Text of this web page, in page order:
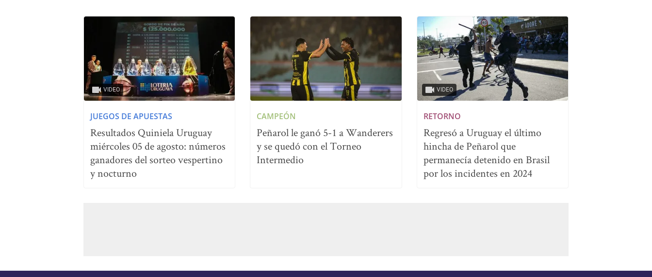
VIDEO
JUEGOS DE APUESTAS
Resultados Quiniela Uruguay
miércoles 05 de agosto: números
ganadores del sorteo vespertino
y nocturno
CAMPEÓN
Peñarol le ganó 5-1 a Wanderers
y se quedó con el Torneo
Intermedio
VIDEO
RETORNO
Regresó a Uruguay el último
hincha de Peñarol que
permanecía detenido en Brasil
por los incidentes en 2024